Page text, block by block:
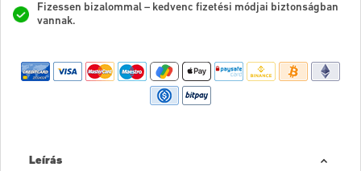
Fizessen bizalommal – kedvenc fizetési módjai biztonságban
vannak.
Leírás